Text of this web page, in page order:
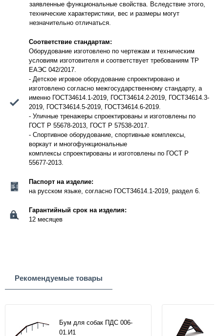
заявленные функциональные свойства. Вследствие этого,
технические характеристики, вес и размеры могут
незначительно отличаться.
Соответствие стандартам:
Оборудование изготовлено по чертежам и техническим
условиям изготовителя и соответствует требованиям ТР
ЕАЭС 042/2017.
- Детское игровое оборудование спроектировано и
изготовлено согласно межгосударственному стандарту, а
именно ГОСТ34614.1-2019, ГОСТ34614.2-2019, ГОСТ34614.3-
2019, ГОСТ34614.5-2019, ГОСТ34614.6-2019.
- Уличные тренажеры спроектированы и изготовлены по
ГОСТ Р 55678-2013, ГОСТ Р 57538-2017.
- Спортивное оборудование, спортивные комплексы,
воркаут и многофункциональные
комплексы спроектированы и изготовлены по ГОСТ Р
55677-2013.
Паспорт на изделие:
на русском языке, согласно ГОСТ34614.1-2019, раздел 6.
Гарантийный срок на изделия:
12 месяцев
Рекомендуемые товары
Бум для собак ПДС 006-
01.И1